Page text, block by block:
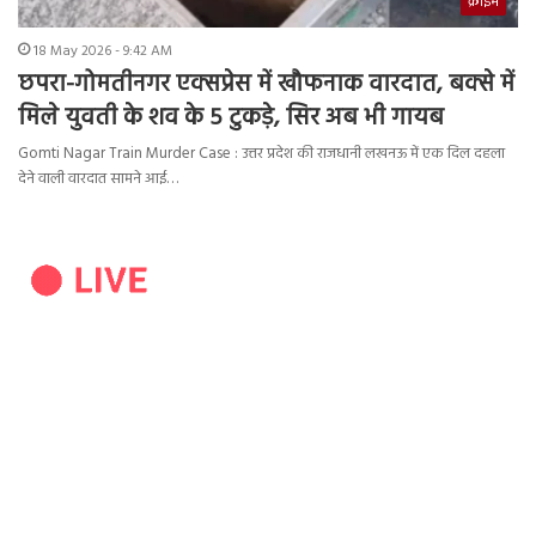
18 May 2026 - 9:42 AM
छपरा-गोमतीनगर एक्सप्रेस में खौफनाक वारदात, बक्से में
मिले युवती के शव के 5 टुकड़े, सिर अब भी गायब
Gomti Nagar Train Murder Case : उत्तर प्रदेश की राजधानी लखनऊ में एक दिल दहला
देने वाली वारदात सामने आई…